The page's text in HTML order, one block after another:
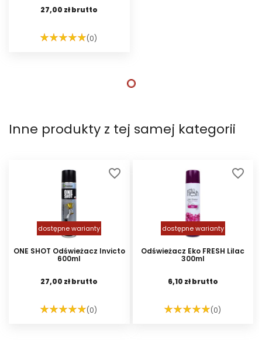
27,00 zł brutto
(0)
Inne produkty z tej samej kategorii
ONE SHOT Odświeżacz Invicto
600ml
27,00 zł brutto
(0)
dostępne warianty
favorite_border
Odświeżacz Eko FRESH Lilac
300ml
6,10 zł brutto
(0)
dostępne warianty
favorite_border